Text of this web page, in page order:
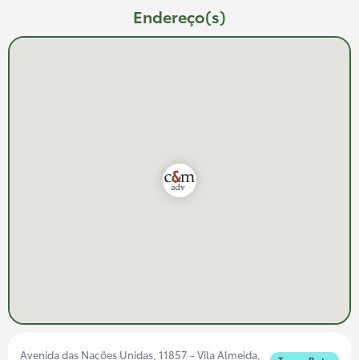
Endereço(s)
Avenida das Nações Unidas, 11857 - Vila Almeida,